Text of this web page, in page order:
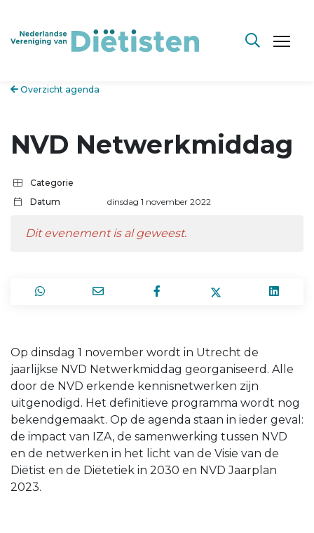
Overzicht agenda
NVD Netwerkmiddag
Categorie
Datum
dinsdag 1 november 2022
Dit evenement is al geweest.
Op dinsdag 1 november wordt in Utrecht de
jaarlijkse NVD Netwerkmiddag georganiseerd. Alle
door de NVD erkende kennisnetwerken zijn
uitgenodigd. Het definitieve programma wordt nog
bekendgemaakt. Op de agenda staan in ieder geval:
de impact van IZA, de samenwerking tussen NVD
en de netwerken in het licht van de Visie van de
Diëtist en de Diëtetiek in 2030 en NVD Jaarplan
2023.